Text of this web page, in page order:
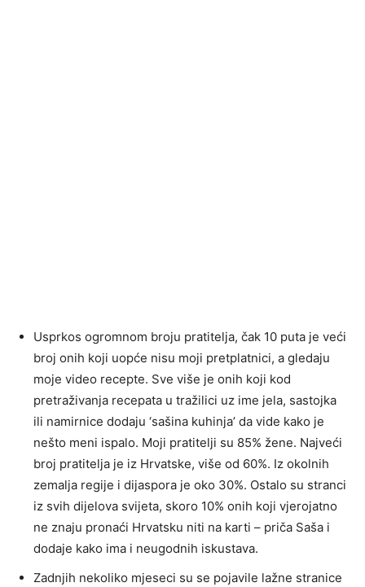
Usprkos ogromnom broju pratitelja, čak 10 puta je veći
broj onih koji uopće nisu moji pretplatnici, a gledaju
moje video recepte. Sve više je onih koji kod
pretraživanja recepata u tražilici uz ime jela, sastojka
ili namirnice dodaju ‘sašina kuhinja’ da vide kako je
nešto meni ispalo. Moji pratitelji su 85% žene. Najveći
broj pratitelja je iz Hrvatske, više od 60%. Iz okolnih
zemalja regije i dijaspora je oko 30%. Ostalo su stranci
iz svih dijelova svijeta, skoro 10% onih koji vjerojatno
ne znaju pronaći Hrvatsku niti na karti – priča Saša i
dodaje kako ima i neugodnih iskustava.
Zadnjih nekoliko mjeseci su se pojavile lažne stranice